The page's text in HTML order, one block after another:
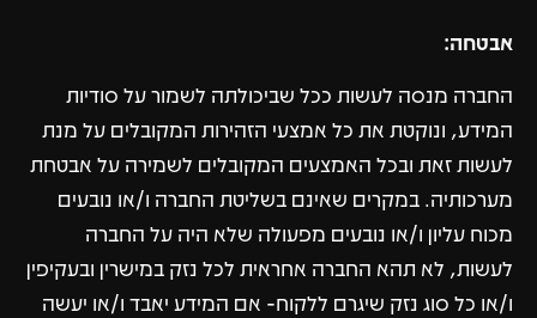
אבטחה:
החברה מנסה לעשות ככל שביכולתה לשמור על סודיות
המידע, ונוקטת את כל אמצעי הזהירות המקובלים על מנת
לעשות זאת ובכל האמצעים המקובלים לשמירה על אבטחת
מערכותיה. במקרים שאינם בשליטת החברה ו/או נובעים
מכוח עליון ו/או נובעים מפעולה שלא היה על החברה
לעשות, לא תהא החברה אחראית לכל נזק במישרין ובעקיפין
ו/או כל סוג נזק שיגרם ללקוח- אם המידע יאבד ו/או יעשה